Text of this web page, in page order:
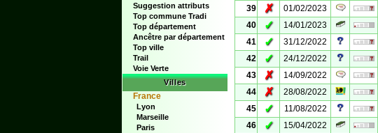
Suggestion attributs
Top commune Tradi
Top département
Ancêtre par département
Top ville
Trail
Voie Verte
Villes
France
Lyon
Marseille
Paris
39
✗ 01/02/2023
40
✓ 14/01/2023
41
✓ 31/12/2022
42
✓ 24/12/2022
43
✗ 14/09/2022
44
✗ 28/08/2022
45
✓ 11/08/2022
46
✓ 15/04/2022